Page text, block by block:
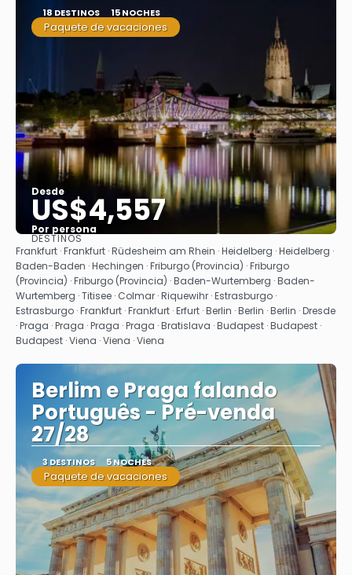
18 DESTINOS 15 NOCHES
Paquete de vacaciones
Desde
US$4,557
Por persona
Ver
DESTINOS
Frankfurt · Frankfurt · Rüdesheim am Rhein · Heidelberg · Heidelberg ·
Baden-Baden · Hechingen · Friburgo (Provincia) · Friburgo
(Provincia) · Friburgo (Provincia) · Baden-Wurtemberg · Baden-
Wurtemberg · Titisee · Colmar · Riquewihr · Estrasburgo ·
Estrasburgo · Frankfurt · Frankfurt · Erfurt · Berlin · Berlin · Berlin · Dresde
· Praga · Praga · Praga · Praga · Bratislava · Budapest · Budapest ·
Budapest · Viena · Viena · Viena
Berlim e Praga falando
Português - Pré-venda
27/28
3 DESTINOS 5 NOCHES
Paquete de vacaciones